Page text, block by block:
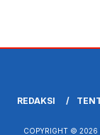
REDAKSI
COPYRIGHT © 2026